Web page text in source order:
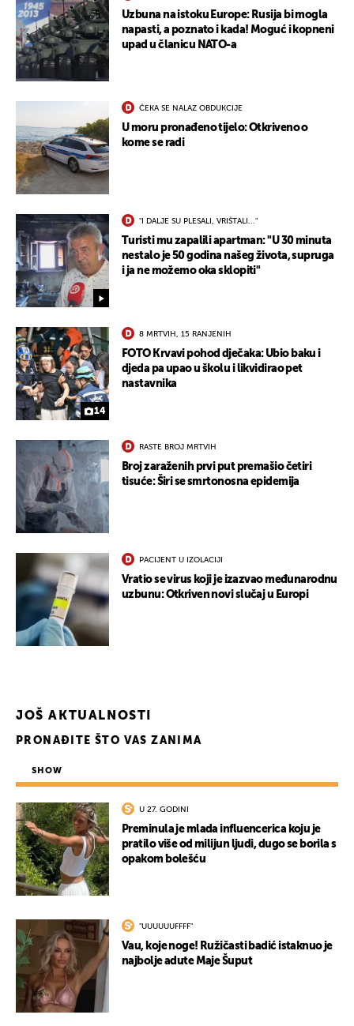
Uzbuna na istoku Europe: Rusija bi mogla
napasti, a poznato i kada! Moguć i kopneni
upad u članicu NATO-a
ČEKA SE NALAZ OBDUKCIJE
U moru pronađeno tijelo: Otkriveno o
kome se radi
"I DALJE SU PLESALI, VRIŠTALI..."
Turisti mu zapalili apartman: "U 30 minuta
nestalo je 50 godina našeg života, supruga
i ja ne možemo oka sklopiti"
14
8 MRTVIH, 15 RANJENIH
FOTO Krvavi pohod dječaka: Ubio baku i
djeda pa upao u školu i likvidirao pet
nastavnika
RASTE BROJ MRTVIH
Broj zaraženih prvi put premašio četiri
tisuće: Širi se smrtonosna epidemija
PACIJENT U IZOLACIJI
Vratio se virus koji je izazvao međunarodnu
uzbunu: Otkriven novi slučaj u Europi
JOŠ AKTUALNOSTI
PRONAĐITE ŠTO VAS ZANIMA
SHOW
U 27. GODINI
Preminula je mlada influencerica koju je
pratilo više od milijun ljudi, dugo se borila s
opakom bolešću
"UUUUUUFFFF"
Vau, koje noge! Ružičasti badić istaknuo je
najbolje adute Maje Šuput
UKLJUČITE NOTIFIKACIJE